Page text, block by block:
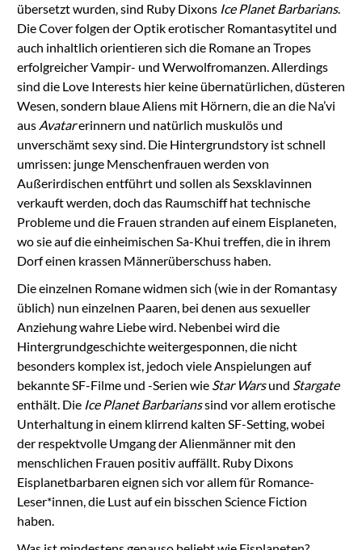
übersetzt wurden, sind Ruby Dixons Ice Planet Barbarians.
Die Cover folgen der Optik erotischer Romantasytitel und
auch inhaltlich orientieren sich die Romane an Tropes
erfolgreicher Vampir- und Werwolfromanzen. Allerdings
sind die Love Interests hier keine übernatürlichen, düsteren
Wesen, sondern blaue Aliens mit Hörnern, die an die Na’vi
aus Avatarerinnern und natürlich muskulös und
unverschämt sexy sind. Die Hintergrundstory ist schnell
umrissen: junge Menschenfrauen werden von
Außerirdischen entführt und sollen als Sexsklavinnen
verkauft werden, doch das Raumschiff hat technische
Probleme und die Frauen stranden auf einem Eisplaneten,
wo sie auf die einheimischen Sa-Khui treffen, die in ihrem
Dorf einen krassen Männerüberschuss haben.
Die einzelnen Romane widmen sich (wie in der Romantasy
üblich) nun einzelnen Paaren, bei denen aus sexueller
Anziehung wahre Liebe wird. Nebenbei wird die
Hintergrundgeschichte weitergesponnen, die nicht
besonders komplex ist, jedoch viele Anspielungen auf
bekannte SF-Filme und -Serien wie Star Warsund Stargate
enthält. Die Ice Planet Barbarianssind vor allem erotische
Unterhaltung in einem klirrend kalten SF-Setting, wobei
der respektvolle Umgang der Alienmänner mit den
menschlichen Frauen positiv auffällt. Ruby Dixons
Eisplanetbarbaren eignen sich vor allem für Romance-
Leser*innen, die Lust auf ein bisschen Science Fiction
haben.